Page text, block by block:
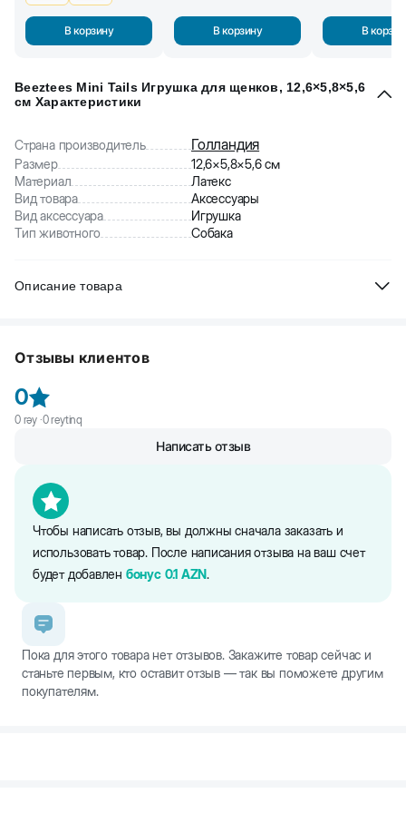
В корзину В корзину В
Beeztees Mini Tails Игрушка для щенков, 12,6×5,8×5,6
см Характеристики
Страна производитель Голландия
Размер
12,6×5,8×5,6 см
Материал
Латекс
Вид товара
Аксессуары
Вид аксессуара
Игрушка
Тип животного
Собака
Описание товара
Отзывы клиентов
0
0rəy ·0reytinq
Чтобы написать отзыв, вы должны сначала заказать и
использовать товар. После написания отзыва на ваш счет
будет добавлен бонус 0.1 AZN.
Написать отзыв
Пока для этого товара нет отзывов. Закажите товар сейчас и
станьте первым, кто оставит отзыв — так вы поможете другим
покупателям.